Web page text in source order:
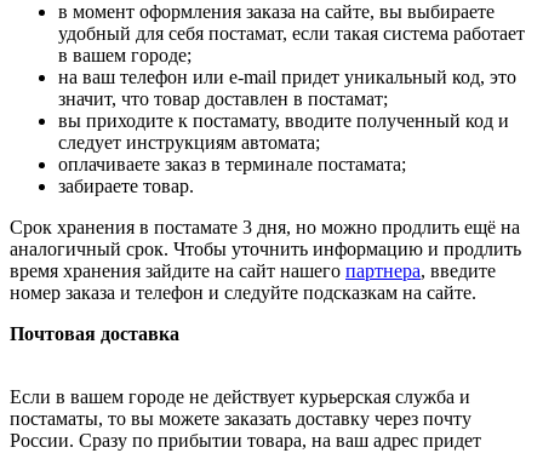
в момент оформления заказа на сайте, вы выбираете
удобный для себя постамат, если такая система работает
в вашем городе;
на ваш телефон или e-mail придет уникальный код, это
значит, что товар доставлен в постамат;
вы приходите к постамату, вводите полученный код и
следует инструкциям автомата;
оплачиваете заказ в терминале постамата;
забираете товар.
Срок хранения в постамате 3 дня, но можно продлить ещё на
аналогичный срок. Чтобы уточнить информацию и продлить
время хранения зайдите на сайт нашего партнера, введите
номер заказа и телефон и следуйте подсказкам на сайте.
Почтовая доставка
Если в вашем городе не действует курьерская служба и
постаматы, то вы можете заказать доставку через почту
России. Сразу по прибытии товара, на ваш адрес придет